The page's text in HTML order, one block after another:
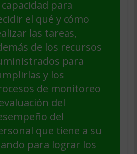
capacidad para
el qué y cómo
las tareas,
de los recursos
para
y los
de monitoreo
del
del
que tiene a su
para lograr los